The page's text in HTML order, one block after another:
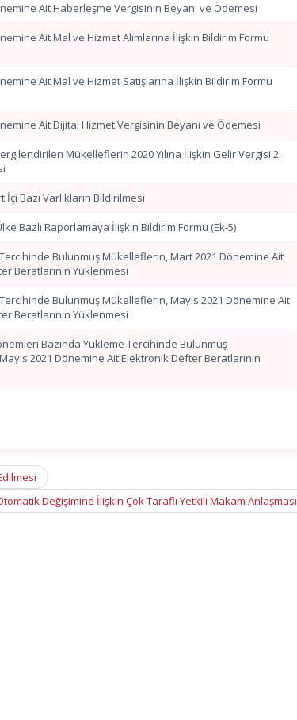
Ait Haberleşme Vergisinin Beyanı ve Ödemesi
Ait Mal ve Hizmet Alımlarına İlişkin Bildirim Formu
Ait Mal ve Hizmet Satışlarına İlişkin Bildirim Formu
Ait Dijital Hizmet Vergisinin Beyanı ve Ödemesi
Mükelleflerin 2020 Yılına İlişkin Gelir Vergisi 2.
İçi Bazı Varlıkların Bildirilmesi
Bazlı Raporlamaya İlişkin Bildirim Formu (Ek-5)
Bulunmuş Mükelleflerin, Mart 2021 Dönemine Ait
Beratlarının Yüklenmesi
Bulunmuş Mükelleflerin, Mayıs 2021 Dönemine Ait
Beratlarının Yüklenmesi
Bazında Yükleme Tercihinde Bulunmuş
2021 Dönemine Ait Elektronik Defter Beratlarının
Değişimine İlişkin Çok Taraflı Yetkili Makam Anlaşması